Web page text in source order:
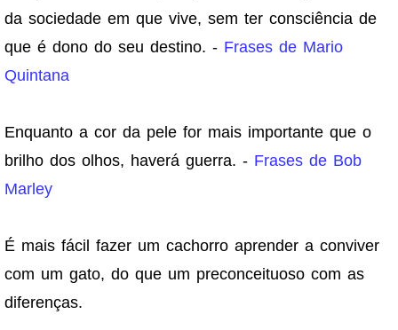
da sociedade em que vive, sem ter consciência de
que é dono do seu destino. - Frases de Mario
Quintana
Enquanto a cor da pele for mais importante que o
brilho dos olhos, haverá guerra. - Frases de Bob
Marley
É mais fácil fazer um cachorro aprender a conviver
com um gato, do que um preconceituoso com as
diferenças.